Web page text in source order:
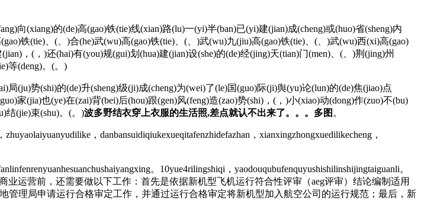
(xiang)的(de)高(gao)铁(tie)线(xian)路(lu)一(yi)半(ban)已(yi)建(jian)成(cheng)或(huo)省(sheng)内
铁(tie)、(、)合(he)武(wu)高(gao)铁(tie)、(、)武(wu)九(jiu)高(gao)铁(tie)、(、)武(wu)西(xi)高(gao)
，(，)还(hai)有(you)规(gui)划(hua)建(jian)设(she)的(de)经(jing)天(tian)门(men)、(、)荆(jing)州
等(deng)。(。)
势(shi)的(de)升(sheng)级(ji)成(cheng)为(wei)了(le)国(guo)际(ji)舆(yu)论(lun)的(de)焦(jiao)点
家(jia)也(ye)在(zai)背(bei)后(hou)跟(gen)风(feng)造(zao)势(shi)，(，)小(xiao)动(dong)作(zuo)不(bu)
结(jie)束(shu)。(。)波多野结衣穿上衣服的生活照,差点就认不出来了。。。多图 。
，danbansuidiqiukexueqitafenzhidefazhan，xianxingzhongxuedilikecheng，
。10yue4rilingshiqi，yaodouqubufenquyushishilinshijingtaiguanli。
运营前，还需要做以下工作：首先是依据新机型飞机运行符合性评审（aeg评审）结论编制适用
理局申请运行合格审定工作，并通过运行合格审定将新机型加入航空公司的运行规范；最后，新